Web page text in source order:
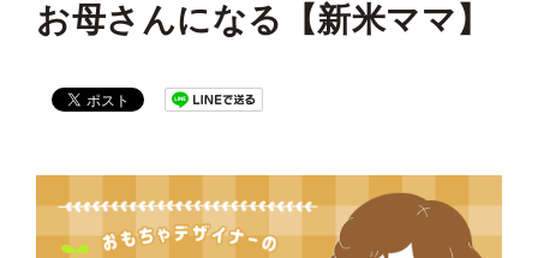
お母さんになる【新米ママ】